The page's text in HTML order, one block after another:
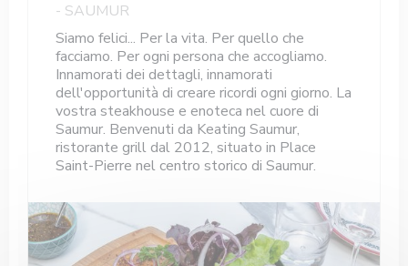
- SAUMUR
Siamo felici... Per la vita. Per quello che
facciamo. Per ogni persona che accogliamo.
Innamorati dei dettagli, innamorati
dell'opportunità di creare ricordi ogni giorno. La
vostra steakhouse e enoteca nel cuore di
Saumur. Benvenuti da Keating Saumur,
ristorante grill dal 2012, situato in Place
Saint-Pierre nel centro storico di Saumur.